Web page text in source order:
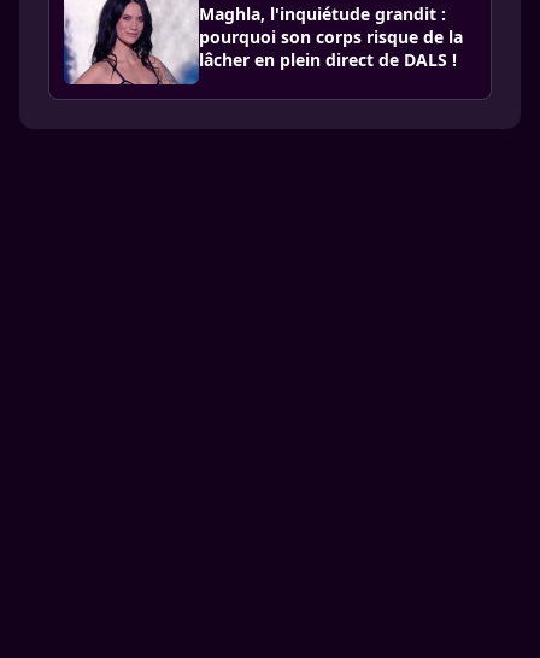
Maghla, l'inquiétude grandit :
pourquoi son corps risque de la
lâcher en plein direct de DALS !